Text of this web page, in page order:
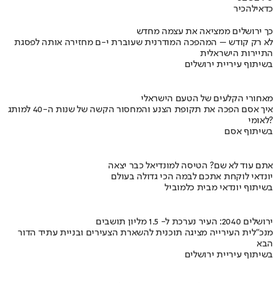
כדאילהכיר
כך ירושלים ממציאה את עצמה מחדש
לא רק קודש – המהפכה המודרנית שעוברת י-ם מחזירה אותה לפסגת
התיירות הישראלית
בשיתוף עיריית ירושלים
מאחורי הקלעים של הטעם הישראלי
איך אסם הפכה את תקופת הצנע והמחסור הקשה של שנות ה-40 למותג
לאומי?
בשיתוף אסם
אתם עוד לא שם? הטיסה למונדיאל כבר יצאה
יונדאי לוקחת אתכם לבמה הכי גדולה בעולם
בשיתוף יונדאי מבית כלמוביל
ירושלים 2040: העיר נערכת ל- 1.5 מליון תושבים
מנכ"לית העירייה מציגה תוכנית להשארת הצעירים ובניית עתיד הדור
הבא
בשיתוף עיריית ירושלים